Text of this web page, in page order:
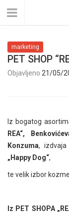
marketing
PET SHOP
Objavljeno 21/05/
Iz bogatog
REA“,
Konzuma,
„Happy Dog“,
te velik izbor
Iz PET SHOPA